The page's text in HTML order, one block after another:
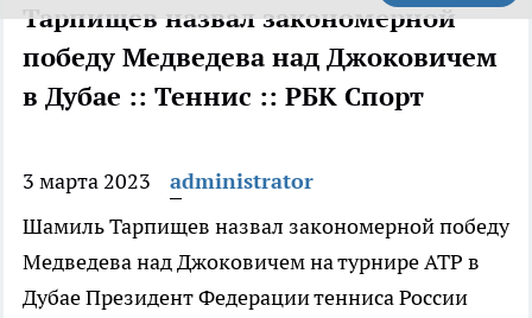
Тарпищев назвал закономерной
победу Медведева над Джоковичем
в Дубае :: Теннис :: РБК Спорт
3 марта 2023
administrator
Шамиль Тарпищев назвал закономерной победу
Медведева над Джоковичем на турнире ATP в
ДубаеПрезидент Федерации тенниса России